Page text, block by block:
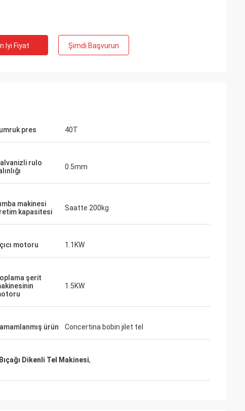
Iyi Fiyat Şimdi Başvurun
pres 40T
rulo
0.5mm
makinesi
kapasitesi
Saatte 200kg
motoru 1.1KW
şerit
1.5KW
ürün Concertina bobin jilet tel
Dikenli Tel Makinesi,